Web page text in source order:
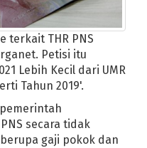
Depan, Ini Besaran Gaji ke-
Zona Hitam?
Emon mencuatkan kembali
kuroptor seperti Djoko
Indonesia: Kapan puncak
untuk pertama kalinya pakai
Tiger : Salman Khan Jadi
Bisa menyebar lewat udara,
terkait THR PNS
Petisi itu
Lebih Kecil dari UMR
Tahun 2019'.
secara tidak
berupa gaji pokok dan